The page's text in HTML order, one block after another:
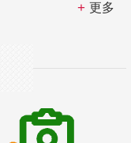
更多